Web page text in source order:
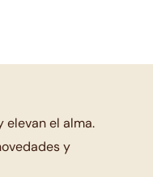
elevan el alma.
y